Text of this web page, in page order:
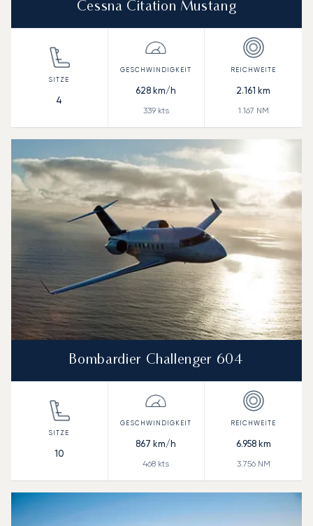
Cessna Citation Mustang
4
628 km/h
339kts
2.161 km
1.167 NM
Bombardier Challenger 604
10
867 km/h
468 kts
6.958km
3.756NM